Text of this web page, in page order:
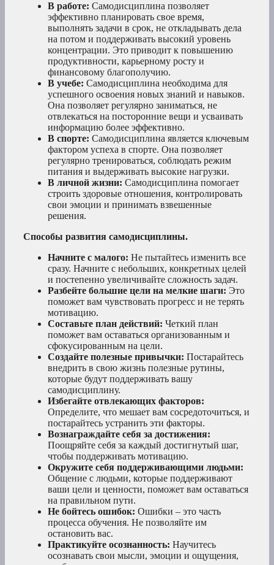
В работе: Самодисциплина позволяет
эффективно планировать свое время,
выполнять задачи в срок, не откладывать дела
на потом и поддерживать высокий уровень
концентрации. Это приводит к повышению
продуктивности, карьерному росту и
финансовому благополучию.
В учебе: Самодисциплина необходима для
успешного освоения новых знаний и навыков.
Она позволяет регулярно заниматься, не
отвлекаться на посторонние вещи и усваивать
информацию более эффективно.
В спорте: Самодисциплина является ключевым
фактором успеха в спорте. Она позволяет
регулярно тренироваться, соблюдать режим
питания и выдерживать высокие нагрузки.
В личной жизни: Самодисциплина помогает
строить здоровые отношения, контролировать
свои эмоции и принимать взвешенные
решения.
Способы развития самодисциплины.
Начните с малого: Не пытайтесь изменить все
сразу. Начните с небольших, конкретных целей
и постепенно увеличивайте сложность задач.
Разбейте большие цели на мелкие шаги: Это
поможет вам чувствовать прогресс и не терять
мотивацию.
Составьте план действий: Четкий план
поможет вам оставаться организованным и
сфокусированным на цели.
Создайте полезные привычки: Постарайтесь
внедрить в свою жизнь полезные рутины,
которые будут поддерживать вашу
самодисциплину.
Избегайте отвлекающих факторов:
Определите, что мешает вам сосредоточиться, и
постарайтесь устранить эти факторы.
Вознаграждайте себя за достижения:
Поощряйте себя за каждый достигнутый шаг,
чтобы поддерживать мотивацию.
Окружите себя поддерживающими людьми:
Общение с людьми, которые поддерживают
ваши цели и ценности, поможет вам оставаться
на правильном пути.
Не бойтесь ошибок: Ошибки – это часть
процесса обучения. Не позволяйте им
остановить вас.
Практикуйте осознанность: Научитесь
осознавать свои мысли, эмоции и ощущения,